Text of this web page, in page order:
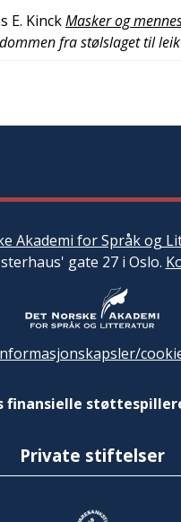
E. KinckMasker og
fra stølslaget til
Akademi for Språk og
gate 27 i Oslo.
finansielle
Private stiftelser